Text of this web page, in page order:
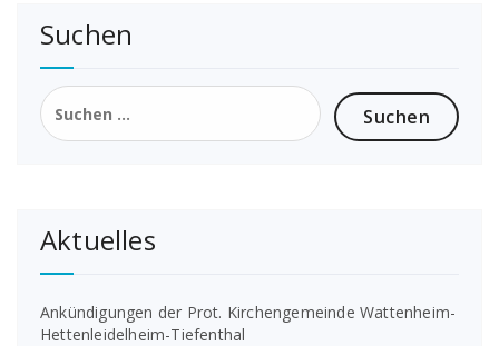
Suchen
Suchen
nach:
Aktuelles
Ankündigungen der Prot. Kirchengemeinde Wattenheim-
Hettenleidelheim-Tiefenthal